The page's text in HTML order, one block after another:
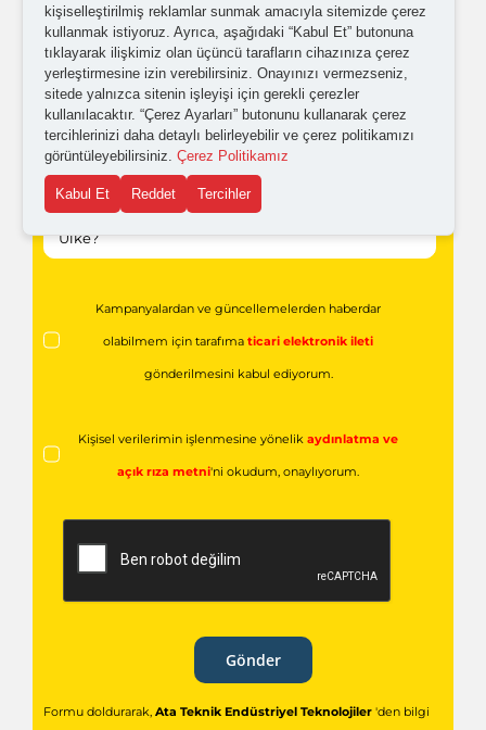
Kampanyalardan ve güncellemelerden haberdar
olabilmem için tarafımaticari elektronik ileti
gönderilmesini kabul ediyorum.
Kişisel verilerimin işlenmesine yönelikaydınlatma ve
açık rıza metni'ni okudum,onaylıyorum.
Gönder
Formu doldurarak, Ata Teknik Endüstriyel Teknolojiler'den bilgi
kişiselleştirilmiş reklamlar sunmak amacıyla sitemizde çerez
kullanmak istiyoruz. Ayrıca, aşağıdaki “Kabul Et” butonuna
tıklayarak ilişkimiz olan üçüncü tarafların cihazınıza çerez
yerleştirmesine izin verebilirsiniz. Onayınızı vermezseniz,
sitede yalnızca sitenin işleyişi için gerekli çerezler
kullanılacaktır. “Çerez Ayarları” butonunu kullanarak çerez
tercihlerinizi daha detaylı belirleyebilir ve çerez politikamızı
görüntüleyebilirsiniz. Çerez Politikamız
Kabul Et Reddet Tercihler